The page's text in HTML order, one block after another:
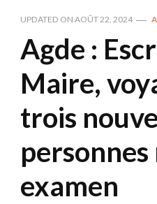
UPDATED ON AOÛT 22, 2024
Agde :
Maire,
trois
personnes
examen